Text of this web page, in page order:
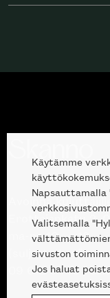
Avoinna
Erottajankatu 2,
ma-pe 10 — 18
(suljettu
09 612 9440 |
Käytämme
Napsauttamalla
Valitsemalla
sivuston
Jos haluat